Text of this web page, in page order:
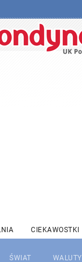
CIEKAWOSTKI
ŚWIAT WALUTY